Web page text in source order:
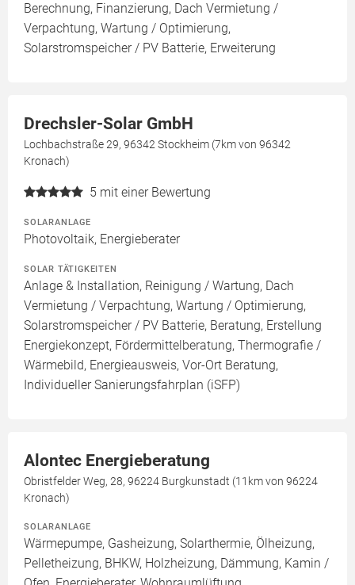
Berechnung, Finanzierung, Dach Vermietung /
Verpachtung, Wartung / Optimierung,
Solarstromspeicher / PV Batterie, Erweiterung
Drechsler-Solar GmbH
Lochbachstraße 29, 96342 Stockheim (7km von 96342
Kronach)
5 mit einer Bewertung
SOLARANLAGE
Photovoltaik, Energieberater
SOLAR TÄTIGKEITEN
Anlage & Installation, Reinigung / Wartung, Dach
Vermietung / Verpachtung, Wartung / Optimierung,
Solarstromspeicher / PV Batterie, Beratung, Erstellung
Energiekonzept, Fördermittelberatung, Thermografie /
Wärmebild, Energieausweis, Vor-Ort Beratung,
Individueller Sanierungsfahrplan (iSFP)
Alontec Energieberatung
Obristfelder Weg, 28, 96224 Burgkunstadt (11km von 96224
Kronach)
SOLARANLAGE
Wärmepumpe, Gasheizung, Solarthermie, Ölheizung,
Pelletheizung, BHKW, Holzheizung, Dämmung, Kamin /